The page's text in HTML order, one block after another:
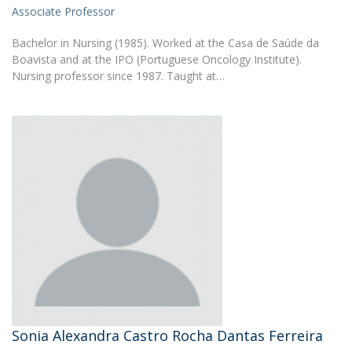
Associate Professor
Bachelor in Nursing (1985). Worked at the Casa de Saúde da
Boavista and at the IPO (Portuguese Oncology Institute).
Nursing professor since 1987. Taught at…
Sonia Alexandra Castro Rocha Dantas Ferreira